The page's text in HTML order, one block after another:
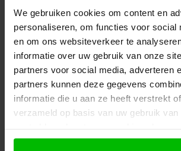
We gebruiken cookies om content en
personaliseren, om functies voor social
en om ons websiteverkeer te
informatie over uw gebruik van onze
partners voor social media, adverteren
partners kunnen deze gegevens
informatie die u aan ze heeft verstrekt
verzameld op basis van uw gebruik
gebruiken.
zzp’er behoudt
wil collectief verzekeren
wil vrijwillige aansluiting bij
mogelijk maken;
wil fiscaal vriendelijk sparen
vereenvoudigen.
Overeenkomsten en
Eerste conclusie van de